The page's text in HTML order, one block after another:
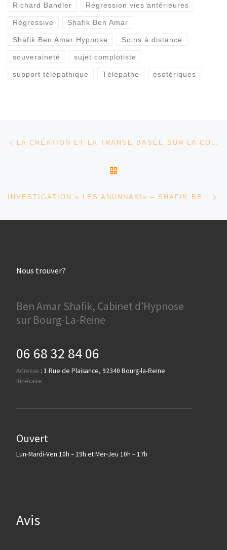
Richard Bandler Régression vies antérieures
Régressive Shafik Ben Amar
Shafik Ben Amar Hypnose Soins à distance
souveraineté sujet complotiste
support télépathique Télépathe ésotériques
Parcourir les articles LA CRÉATION ET LA TRANSE BASÉE SUR LA COLÈRE VS LA JOIE – SHAFIK BEN AMAR HYPNOSE RÉGRESSIVE ÉSOTÉRIQUES
INVESTIGATION « LES ANUNNAKI» – SHAFIK BEN AMAR HYPNOSE RÉGRESSIVE ÉSOTÉRIQUES
Nous trouver?
Ben Amar Shafik, Cabinet d’Hypnose
sur Bourg-La-Reine
06 68 32 84 06
Adresse : 1 Rue de Plaisance, 92340 Bourg-la-Reine
Itinéraire
Ouvert
Lun-Mardi-Ven 10h – 19h et Mer-Jeu 10h – 17h
Avis